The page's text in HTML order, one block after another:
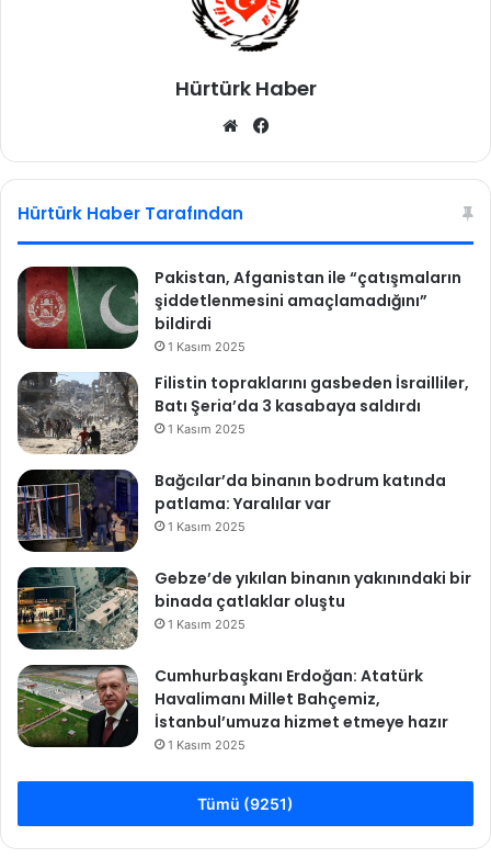
Hürtürk Haber
We
sit bo
Hürtürk Haber Tarafından
Pakistan, Afganistan ile “çatışmaların
şiddetlenmesini amaçlamadığını”
bildirdi
1 Kasım 2025
Filistin topraklarını gasbeden İsrailliler,
Batı Şeria’da 3 kasabaya saldırdı
1 Kasım 2025
Bağcılar’da binanın bodrum katında
patlama: Yaralılar var
1 Kasım 2025
Gebze’de yıkılan binanın yakınındaki bir
binada çatlaklar oluştu
1 Kasım 2025
Cumhurbaşkanı Erdoğan: Atatürk
Havalimanı Millet Bahçemiz,
İstanbul’umuza hizmet etmeye hazır
1 Kasım 2025
Tümü (9251)